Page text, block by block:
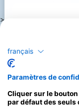
>
français
Paramètres de
Cliquer sur le
par défaut des seuls